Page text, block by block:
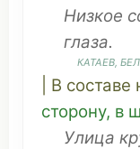
Низкое
глаза.
КАТАЕВ,
| В составе
сторону, в
Улица